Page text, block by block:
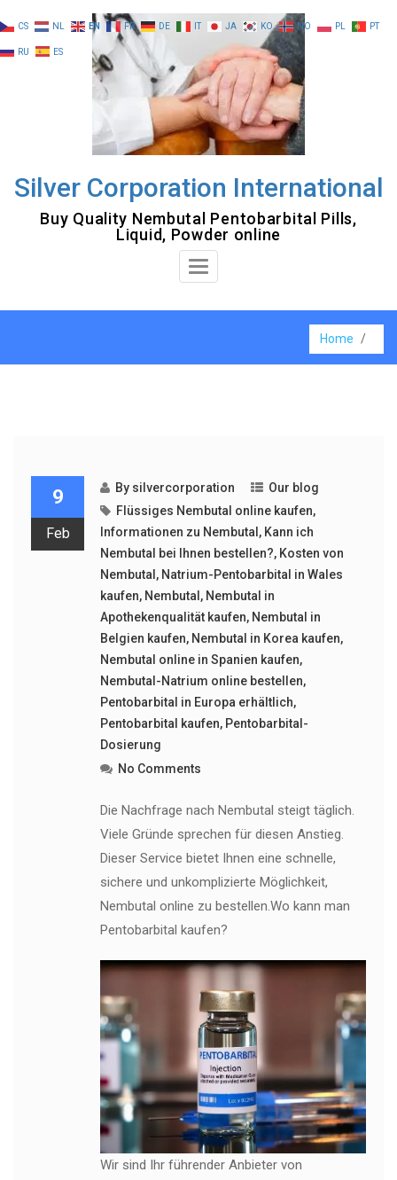
to
content
Silver Corporation International
Buy Quality Nembutal Pentobarbital Pills,
Liquid, Powder online
Toggle
Home /
9
Feb
By silvercorporation
Our blog
Flüssiges Nembutal online kaufen,
Informationen zu Nembutal , Kann ich
Nembutal bei Ihnen bestellen?, Kosten von
Nembutal , Natrium-Pentobarbital in Wales
kaufen, Nembutal , Nembutal in
Apothekenqualität kaufen, Nembutal in
Belgien kaufen, Nembutal in Korea kaufen,
Nembutal online in Spanien kaufen,
Nembutal-Natrium online bestellen,
Pentobarbital in Europa erhältlich,
Pentobarbital kaufen, Pentobarbital-
Dosierung
No Comments
Die Nachfrage nach Nembutal steigt täglich.
Viele Gründe sprechen für diesen Anstieg.
Dieser Service bietet Ihnen eine schnelle,
sichere und unkomplizierte Möglichkeit,
Nembutal online zu bestellen.Wo kann man
Pentobarbital kaufen?
Wir sind Ihr führender Anbieter von
CS NL EN FR DE IT JA KO NO PL PT
RU ES